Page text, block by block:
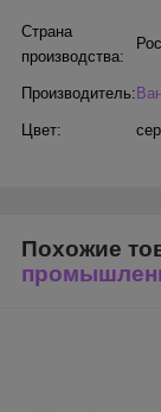
Страна
производства:
Производитель:
Цвет:
Похожие